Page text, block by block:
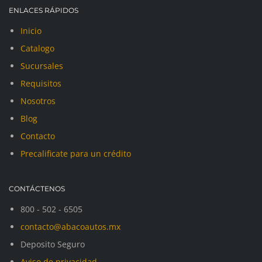
ENLACES RÁPIDOS
Inicio
Catalogo
Sucursales
Requisitos
Nosotros
Blog
Contacto
Precalificate para un crédito
CONTÁCTENOS
800 - 502 - 6505
contacto@abacoautos.mx
Deposito Seguro